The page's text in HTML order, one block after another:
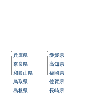
兵庫県
奈良県
和歌山県
鳥取県
島根県
愛媛県
高知県
福岡県
佐賀県
長崎県